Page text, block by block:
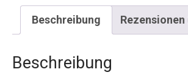
Beschreibung Rezensionen
Beschreibung